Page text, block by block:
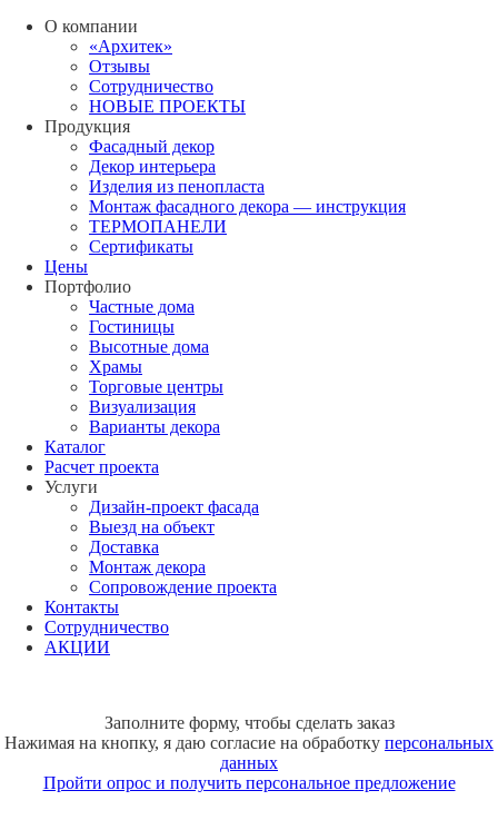
О компании
«Архитек»
Отзывы
Сотрудничество
НОВЫЕ ПРОЕКТЫ
Продукция
Фасадный декор
Декор интерьера
Изделия из пенопласта
Монтаж фасадного декора — инструкция
ТЕРМОПАНЕЛИ
Сертификаты
Цены
Портфолио
Частные дома
Гостиницы
Высотные дома
Храмы
Торговые центры
Визуализация
Варианты декора
Каталог
Расчет проекта
Услуги
Дизайн-проект фасада
Выезд на объект
Доставка
Монтаж декора
Сопровождение проекта
Контакты
Сотрудничество
АКЦИИ
Заполните форму, чтобы сделать заказ
Нажимая на кнопку, я даю согласие на обработку персональных
данных
Пройти опрос и получить персональное предложение